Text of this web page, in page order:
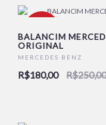
BALANCIM
ORIGINAL
MERCEDES BENZ
R$180,00 R$250,00